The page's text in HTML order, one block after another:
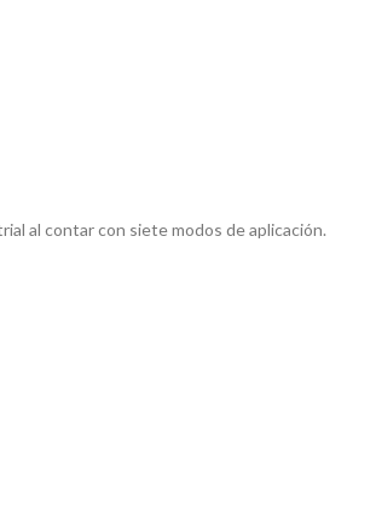
al contar con siete modos de aplicación.